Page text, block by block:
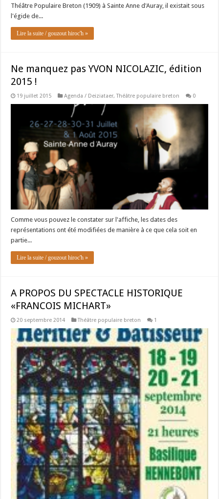
Théâtre Populaire Breton (1909) à Sainte Anne d'Auray, il existait sous
l'égide de...
Lire la suite / gouzout hiroc'h »
Ne manquez pas YVON NICOLAZIC, édition
2015 !
19 juillet 2015 Agenda / Deiziataer,Théâtre populaire breton 0
Comme vous pouvez le constater sur l'affiche, les dates des
représentations ont été modifiées de manière à ce que cela soit en
partie...
Lire la suite / gouzout hiroc'h »
A PROPOS DU SPECTACLE HISTORIQUE
«FRANCOIS MICHART»
20 septembre 2014 Théâtre populaire breton 1